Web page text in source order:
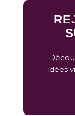
idées